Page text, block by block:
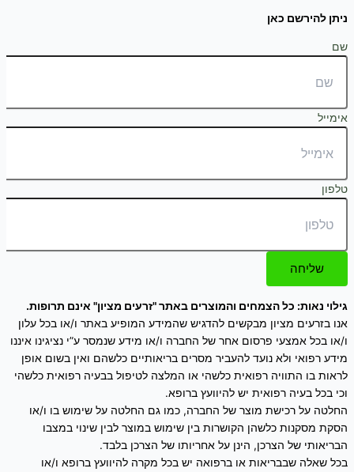
ניתן להירשם כאן
שם
אימייל
טלפון
שליחה
גילוי נאות: כל הצמחים והמוצרים באתר "זרעים מציון" אינם תרופות.
אנו בזרעים מציון מבקשים להדגיש שהמידע המופיע באתר ו/או בכל עלון
ו/או בכל אמצעי פרסום אחר של החברה ו/או מידע שנמסר ע”י נציגינו איננו
מידע רפואי ולא נועד להעביר מסרים בריאותיים כלשהם ואין בשום אופן
לראות בו התוויה רפואית כלשהי או המלצה לטיפול בבעיה רפואית כלשהי
וכי בכל בעיה רפואית יש להיוועץ ברופא.
החלטה על רכישת מוצר של החברה, כמו גם החלטה על שימוש בו ו/או
הסקת מסקנות כלשהן הקושרות בין שימוש במוצר לבין שינוי במצבו
הבריאותי של הצרכן, הינן על אחריותו של הצרכן בלבד.
בכל שאלה שבבריאות או ברפואה יש בכל מקרה להיוועץ ברופא ו/או